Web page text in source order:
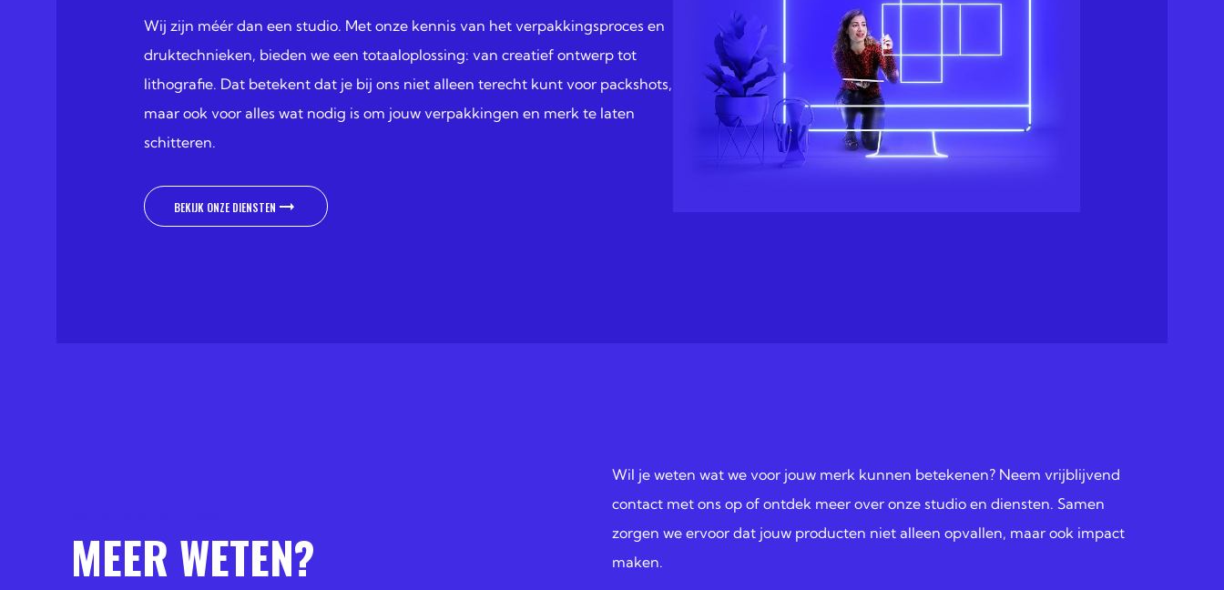
Wij zijn méér dan een studio. Met onze kennis van het verpakkingsproces en
druktechnieken, bieden we een totaaloplossing: van creatief ontwerp tot
lithografie. Dat betekent dat je bij ons niet alleen terecht kunt voor packshots,
maar ook voor alles wat nodig is om jouw verpakkingen en merk te laten
schitteren.
BEKIJK ONZE DIENSTEN
MEER WETEN?
Wil je weten wat we voor jouw merk kunnen betekenen? Neem vrijblijvend
contact met ons op of ontdek meer over onze studio en diensten. Samen
zorgen we ervoor dat jouw producten niet alleen opvallen, maar ook impact
maken.